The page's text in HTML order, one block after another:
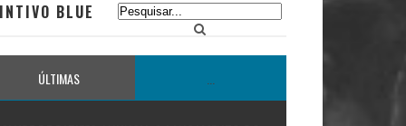
BLUE
ÚLTIMAS